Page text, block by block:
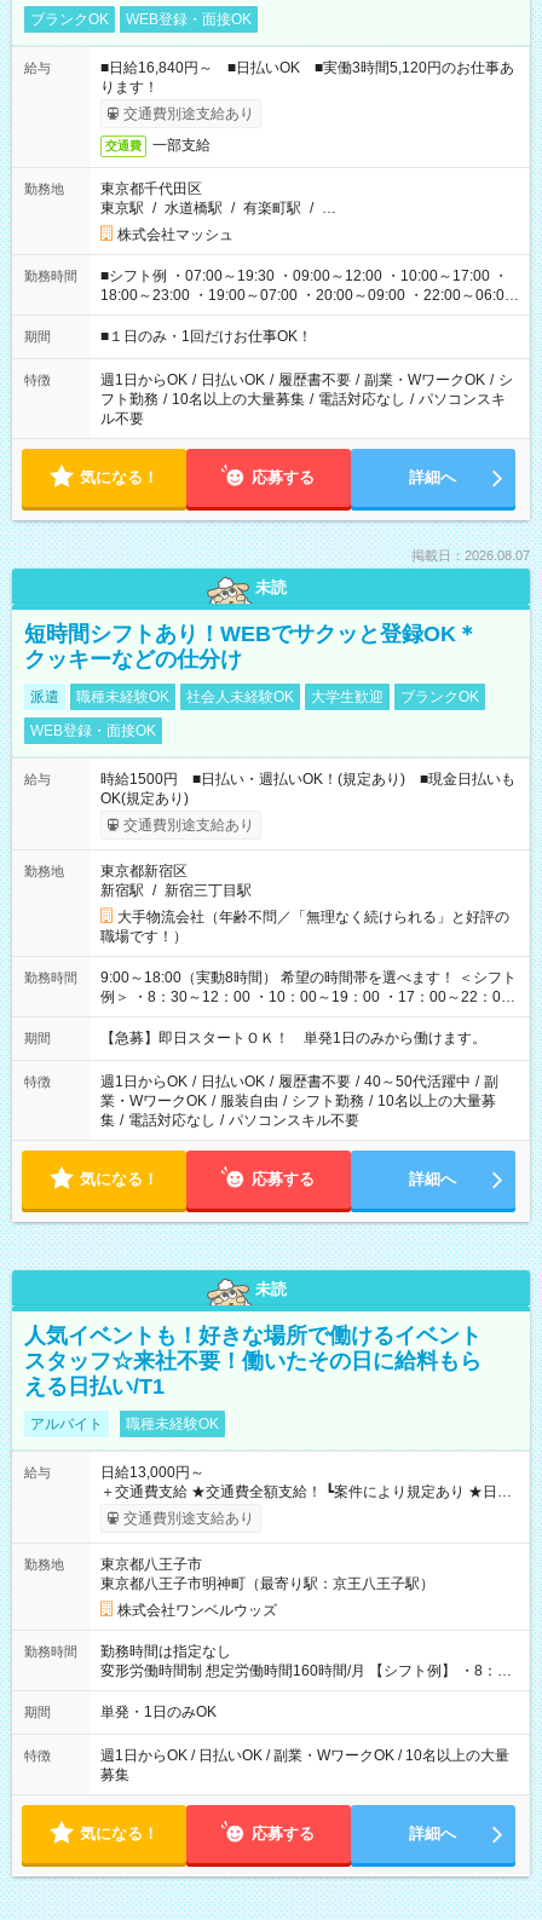
ブランクOK
WEB登録・面接OK
給与
■日給16,840円～ ■日払いOK ■実働3時間5,120円のお仕事あ
ります！
交通費別途支給あり
交通費 一部支給
勤務地
東京都千代田区
東京駅 / 水道橋駅 / 有楽町駅 / …
株式会社マッシュ
勤務時間
■シフト例 ・07:00～19:30 ・09:00～12:00 ・10:00～17:00 ・
18:00～23:00 ・19:00～07:00 ・20:00～09:00 ・22:00～06:00
etc ★最短で3時間で5,120円のお仕事から 15時間で2万円近く稼
げるお仕事も！ ご希望のお時間に合わせてご紹介！ ※シフトは
ください！
期間 ■１日のみ・1回だけお仕事OK！
特徴 週1日からOK / 日払いOK / 履歴書不要 / 副業・WワークOK / シ
フト勤務 / 10名以上の大量募集 / 電話対応なし / パソコンスキ
ル不要
気になる！ 応募する 詳細へ
掲載日：2026.08.07
未読
短時間シフトあり！WEBでサクッと登録OK＊
クッキーなどの仕分け
派遣 職種未経験OK 社会人未経験OK 大学生歓迎
ブランクOK
WEB登録・面接OK
給与
時給1500円 ■日払い・週払いOK！(規定あり) ■現金日払いも
OK(規定あり)
交通費別途支給あり
勤務地
東京都新宿区
新宿駅 / 新宿三丁目駅
大手物流会社（年齢不問／「無理なく続けられる」と好評の
職場です！）
勤務時間
9:00～18:00（実動8時間） 希望の時間帯を選べます！ ＜シフト
例＞ ・8：30～12：00 ・10：00～19：00 ・17：00～22：00
・13：00～22：00 ・22：00～翌6：00 など
期間 【急募】即日スタートＯＫ！ 単発1日のみから働けます。
特徴 週1日からOK / 日払いOK / 履歴書不要 / 40～50代活躍中 / 副
業・WワークOK / 服装自由 / シフト勤務 / 10名以上の大量募
集 / 電話対応なし / パソコンスキル不要
気になる！ 応募する 詳細へ
未読
人気イベントも！好きな場所で働けるイベント
スタッフ☆来社不要！働いたその日に給料もら
える日払い/T1
アルバイト 職種未経験OK
給与
日給13,000円～
＋交通費支給 ★交通費全額支給！ ┗案件により規定あり ★日払
いOK！（規定あり） ┗働いたその日に現金GET♪ お仕事後はコ
ンビニATMから 日払い分を引き落とせます！ 【試用期間】試
交通費別途支給あり
勤務地
東京都八王子市
東京都八王子市明神町（最寄り駅：京王八王子駅）
株式会社ワンベルウッズ
勤務時間
勤務時間は指定なし
変形労働時間制 想定労働時間160時間/月 【シフト例】 ・8：00
～21：00
期間 単発・1日のみOK
特徴
週1日からOK / 日払いOK / 副業・WワークOK / 10名以上の大量
募集
気になる！ 応募する 詳細へ